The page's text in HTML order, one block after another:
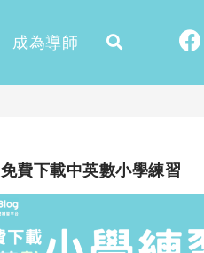
成為導師
免費下載中英數小學練習